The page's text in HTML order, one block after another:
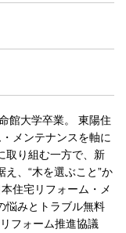
館大学卒業。 東陽住
メンテナンスを軸に
取り組む一方で、新
、“木を選ぶこと”か
住宅リフォーム・メ
悩みとトラブル無料
フォーム推進協議